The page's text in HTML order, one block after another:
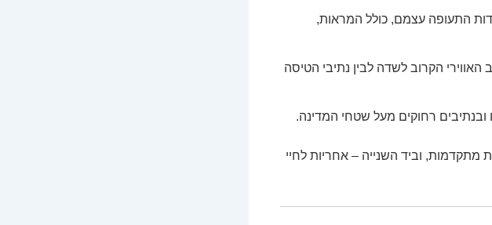
התעופה עצמם, כולל המראות,
הקרוב לשדה לבין נתיבי הטיסה
ובנתיבים רחוקים מעל שטחי המדינה.
מתקדמות, וביד השנייה – אחריות לחיי